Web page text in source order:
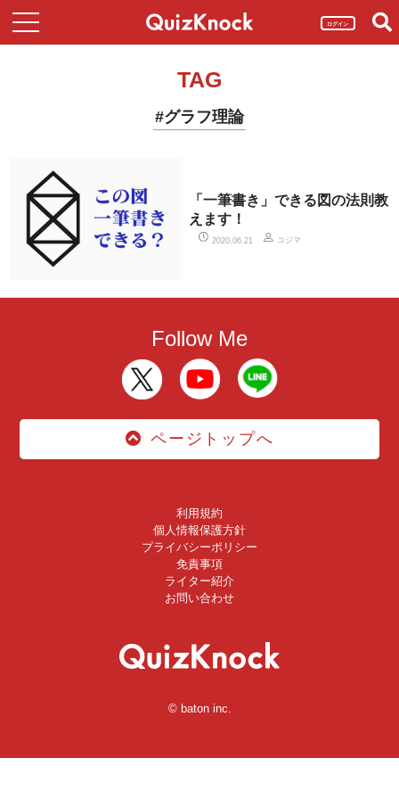
ログイン
TAG
#グラフ理論
「一筆書き」できる図の法則教
えます！
2020.06.21 コジマ
Follow Me
ページトップへ
利用規約
個人情報保護方針
プライバシーポリシー
免責事項
ライター紹介
お問い合わせ
© baton inc.